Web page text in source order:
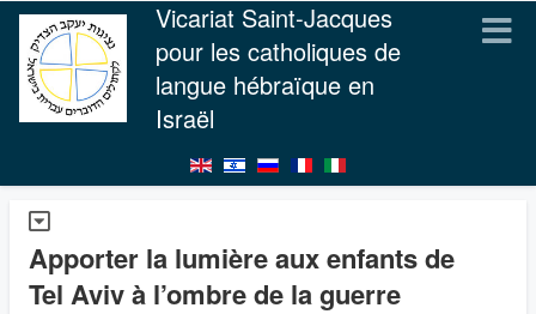
Vicariat Saint-Jacques
pour les catholiques de
langue hébraïque en
Israël
Apporter la lumière aux enfants de
Tel Aviv à l’ombre de la guerre